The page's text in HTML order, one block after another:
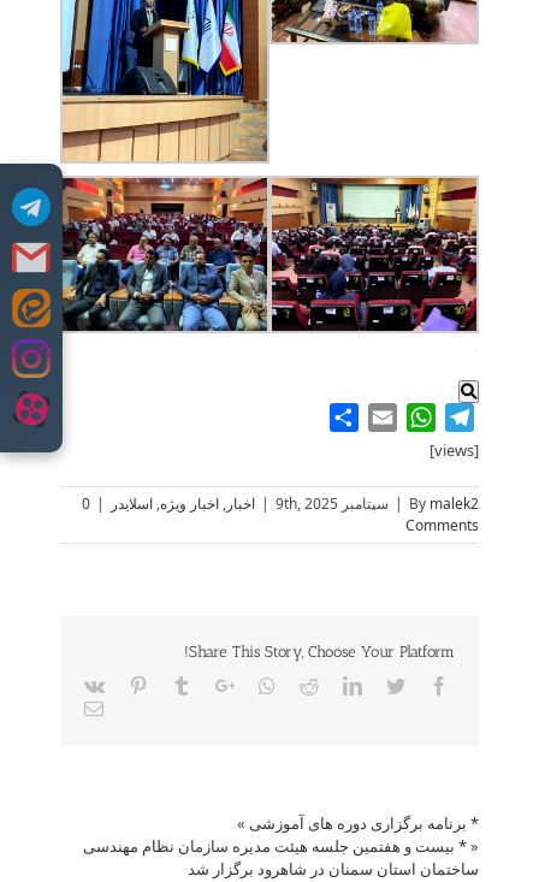
Skip
to
.
Telegram
WhatsApp
Email
[views]
By malek2
| سپتامبر 9th, 2025 | اخبار, اخبار ویژه, اسلایدر |
0
Comments
Share This Story, Choose Your Platform!
Facebook
Twitter
LinkedIn
Reddit
Whatsapp
Google+
Tumblr
Pinterest
Vk
Email
* برنامه برگزاری دوره های آموزشی »
«* بیست و هفتمین جلسه هیئت مدیره سازمان نظام مهندسی
ساختمان استان سمنان در شاهرود برگزار شد